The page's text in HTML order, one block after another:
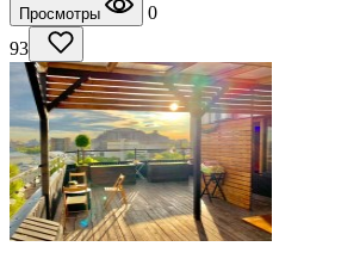
Просмотры
0
93